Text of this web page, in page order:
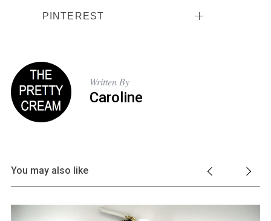
PINTEREST
Written By
Caroline
You may also like